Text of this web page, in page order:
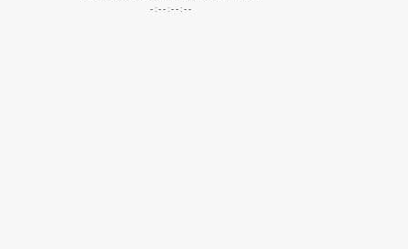
- : - - : - - : - -